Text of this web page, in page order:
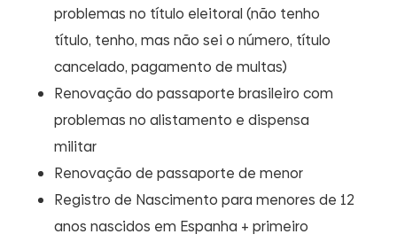
problemas no título eleitoral (não tenho
título, tenho, mas não sei o número, título
cancelado, pagamento de multas)
Renovação do passaporte brasileiro com
problemas no alistamento e dispensa
militar
Renovação de passaporte de menor
Registro de Nascimento para menores de 12
anos nascidos em Espanha + primeiro